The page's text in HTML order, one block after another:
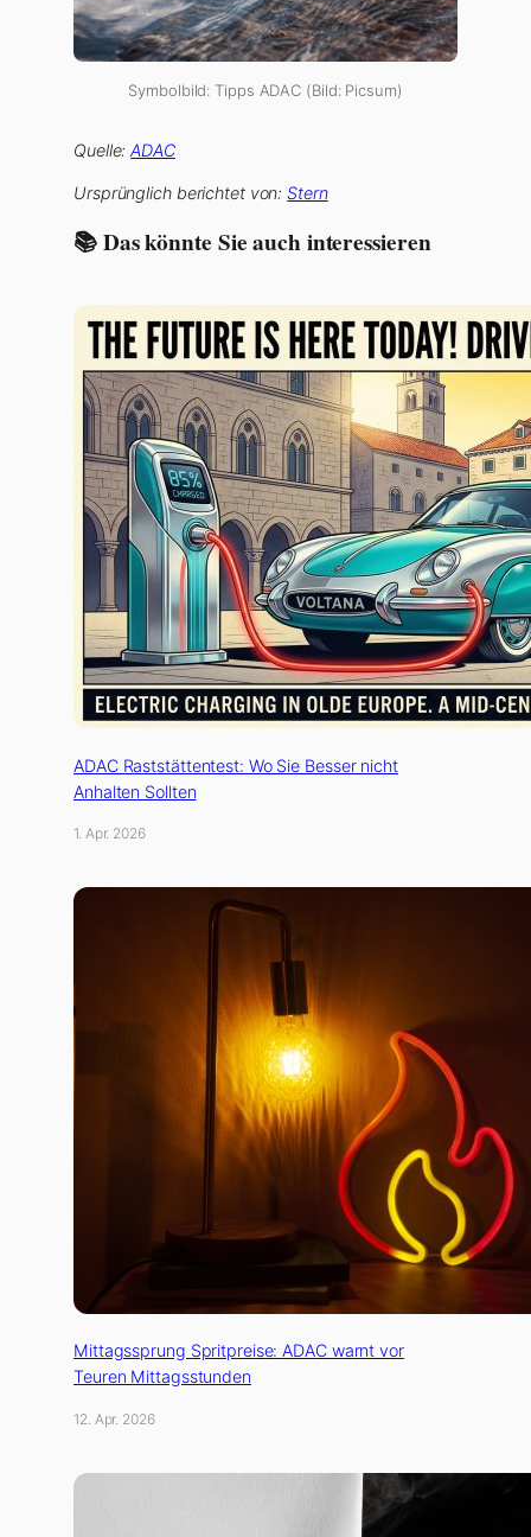
Symbolbild: Tipps ADAC (Bild: Picsum)
Quelle:ADAC
Ursprünglich berichtet von:Stern
📚 Das könnte Sie auch interessieren
ADAC Raststättentest: Wo Sie Besser nicht
Anhalten Sollten
1. Apr. 2026
Mittagssprung Spritpreise: ADAC warnt vor
Teuren Mittagsstunden
12. Apr. 2026